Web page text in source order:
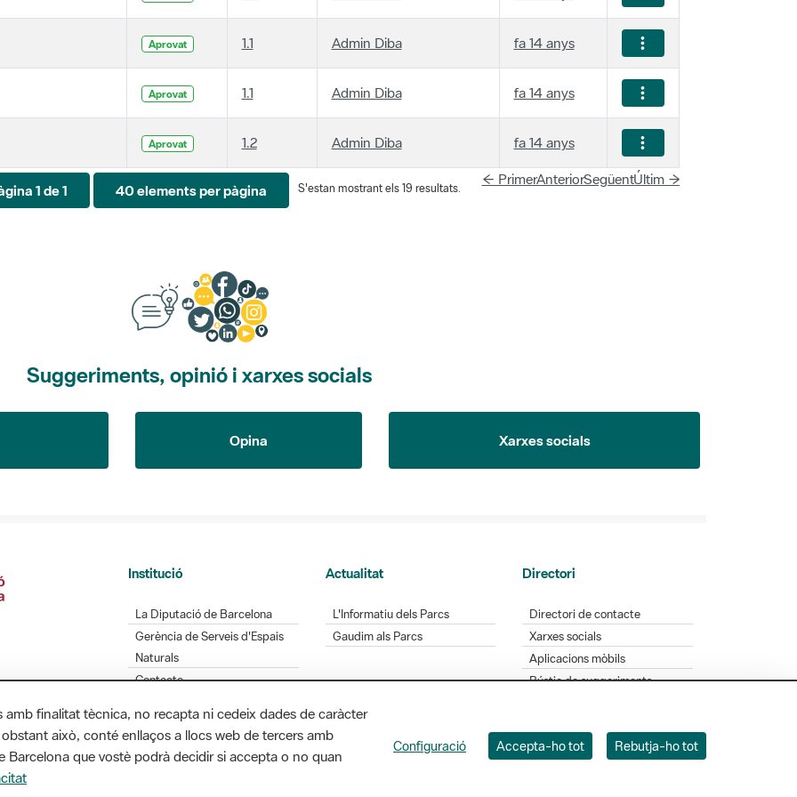
Aprovat 1.1 Admin Diba fa 14 anys
Aprovat 1.1 Admin Diba fa 14 anys
Aprovat 1.2 Admin Diba fa 14 anys
1 de 1 40 elements per pàgina S'estan mostrant els 19 resultats.
← PrimerAnteriorSegüentÚltim →
Suggeriments, opinió i xarxes socials
Opina Xarxes socials
Institució
La Diputació de Barcelona
Gerència de Serveis d'Espais
Naturals
Contacte
Actualitat
L'Informatiu dels Parcs
Gaudim als Parcs
Directori
Directori de contacte
Xarxes socials
Aplicacions mòbils
Bústia de suggeriments
Diputació de Barcelona. Edifici Llacuna, 1a planta. Badajoz, 49. 08005 Barcelona. Tel. 934 022 428
finalitat tècnica, no recapta ni cedeix dades de caràcter
això, conté enllaços a llocs web de tercers amb
Barcelona que vostè podrà decidir si accepta o no quan
Configuració Accepta-ho tot Rebutja-ho tot